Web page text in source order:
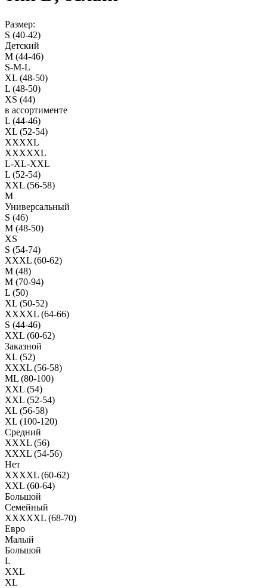
Размер:
S (40-42)
Детский
M (44-46)
S-M-L
XL (48-50)
L (48-50)
XS (44)
в ассортименте
L (44-46)
XL (52-54)
XXXXL
XXXXXL
L-XL-XXL
L (52-54)
XXL (56-58)
M
Универсальный
S (46)
M (48-50)
XS
S (54-74)
XXXL (60-62)
M (48)
M (70-94)
L (50)
XL (50-52)
XXXXL (64-66)
S (44-46)
XXL (60-62)
Заказной
XL (52)
XXXL (56-58)
ML (80-100)
XXL (54)
XXL (52-54)
XL (56-58)
XL (100-120)
Средний
XXXL (56)
XXXL (54-56)
Нет
XXXXL (60-62)
XXL (60-64)
Большой
Семейный
XXXXXL (68-70)
Евро
Малый
Большой
L
XXL
XL